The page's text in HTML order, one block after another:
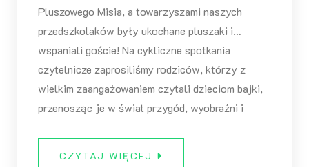
Pluszowego Misia, a towarzyszami naszych
przedszkolaków były ukochane pluszaki i…
wspaniali goście! Na cykliczne spotkania
czytelnicze zaprosiliśmy rodziców, którzy z
wielkim zaangażowaniem czytali dzieciom bajki,
przenosząc je w świat przygód, wyobraźni i
CZYTAJ WIĘCEJ